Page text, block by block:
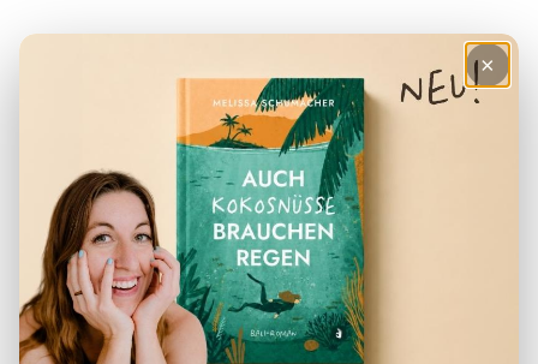
Semeru Vulkan (Ost-Java)/ROT
Der Semeru Vulkan (auchMahameru
genannt) erscheint wie ein klassischer
Vulkan aus einem Bilderbuch. Kegelförmig
ragt er gen Himmel und lässt
Rauchschwaden aufsteigen. Dann, am
Dienstag, den 04. Mai 2021, kam die
Meldung: Semeru Vulkan stösst 3.700
×